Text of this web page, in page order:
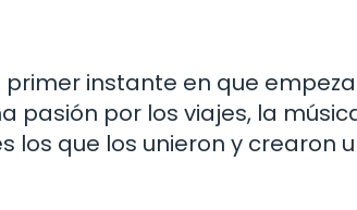
instante en que
pasión por los viajes, la
los que los unieron y crearon